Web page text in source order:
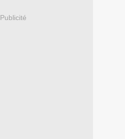
Publicité